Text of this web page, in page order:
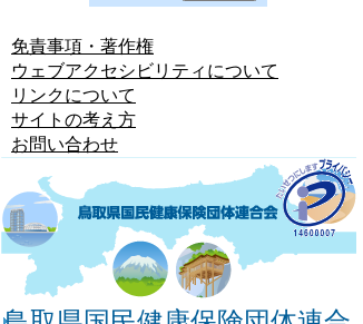
免責事項・著作権
ウェブアクセシビリティについて
リンクについて
サイトの考え方
お問い合わせ